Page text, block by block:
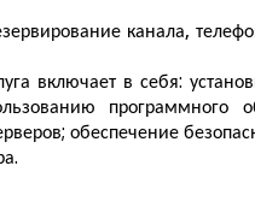
канала,
включает в себя:
программного
обеспечение